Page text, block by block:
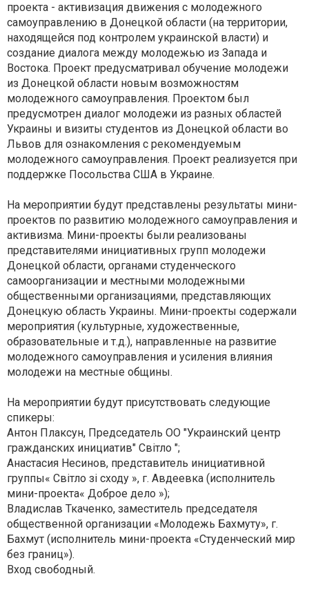
проекта - активизация движения с молодежного
самоуправлению в Донецкой области (на территории,
находящейся под контролем украинской власти) и
создание диалога между молодежью из Запада и
Востока. Проект предусматривал обучение молодежи
из Донецкой области новым возможностям
молодежного самоуправления. Проектом был
предусмотрен диалог молодежи из разных областей
Украины и визиты студентов из Донецкой области во
Львов для ознакомления с рекомендуемым
молодежного самоуправления. Проект реализуется при
поддержке Посольства США в Украине.
На мероприятии будут представлены результаты мини-
проектов по развитию молодежного самоуправления и
активизма. Мини-проекты были реализованы
представителями инициативных групп молодежи
Донецкой области, органами студенческого
самоорганизации и местными молодежными
общественными организациями, представляющих
Донецкую область Украины. Мини-проекты содержали
мероприятия (культурные, художественные,
образовательные и т.д.), направленные на развитие
молодежного самоуправления и усиления влияния
молодежи на местные общины.
На мероприятии будут присутствовать следующие
спикеры:
Антон Плаксун, Председатель ОО "Украинский центр
гражданских инициатив" Світло ";
Анастасия Несинов, представитель инициативной
группы« Світло зі сходу », г. Авдеевка (исполнитель
мини-проекта« Доброе дело »);
Владислав Ткаченко, заместитель председателя
общественной организации «Молодежь Бахмуту», г.
Бахмут (исполнитель мини-проекта «Студенческий мир
без границ»).
Вход свободный.